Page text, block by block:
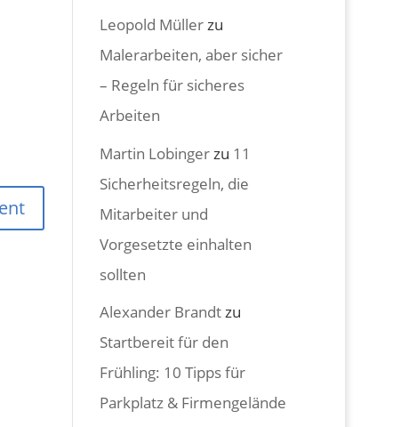
Leopold Müllerzu
Malerarbeiten, aber sicher
– Regeln für sicheres
Arbeiten
Martin Lobinger zu 11
Sicherheitsregeln, die
Mitarbeiter und
Vorgesetzte einhalten
sollten
Alexander Brandtzu
Startbereit für den
Frühling: 10 Tipps für
Parkplatz & Firmengelände